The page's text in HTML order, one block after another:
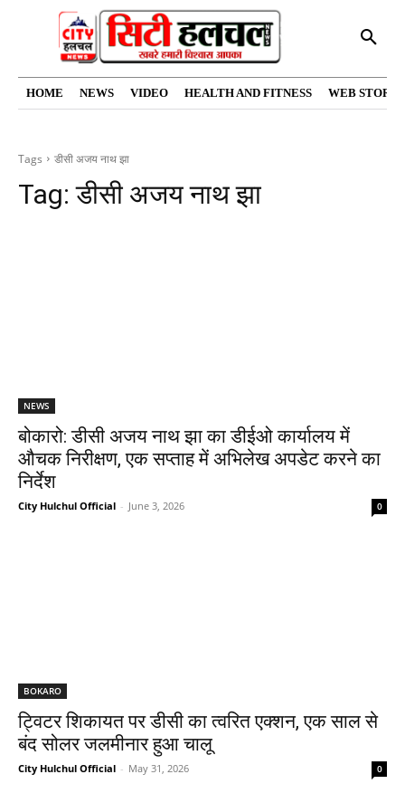
HOME NEWS VIDEO HEALTH AND FITNESS WEB
Tags डीसी अजय नाथ झा
Tag:डीसी अजय नाथ झा
NEWS
बोकारो: डीसी अजय नाथ झा का डीईओ कार्यालय में
औचक निरीक्षण, एक सप्ताह में अभिलेख अपडेट करने का
निर्देश
City Hulchul Official - June 3, 2026 0
BOKARO
ट्विटर शिकायत पर डीसी का त्वरित एक्शन, एक साल से
बंद सोलर जलमीनार हुआ चालू
City Hulchul Official - May 31, 2026 0